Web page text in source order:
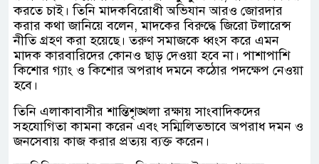
করতে চাই। তিনি মাদকবিরোধী অভিযান আরও জোরদার
করার কথা জানিয়ে বলেন, মাদকের বিরুদ্ধে জিরো টলারেন্স
নীতি গ্রহণ করা হয়েছে। তরুণ সমাজকে ধ্বংস করে এমন
মাদক কারবারিদের কোনও ছাড় দেওয়া হবে না। পাশাপাশি
কিশোর গ্যাং ও কিশোর অপরাধ দমনে কঠোর পদক্ষেপ নেওয়া
হবে।
তিনি এলাকাবাসীর শান্তিশৃঙ্খলা রক্ষায় সাংবাদিকদের
সহযোগিতা কামনা করেন এবং সম্মিলিতভাবে অপরাধ দমন ও
জনসেবায় কাজ করার প্রত্যয় ব্যক্ত করেন।